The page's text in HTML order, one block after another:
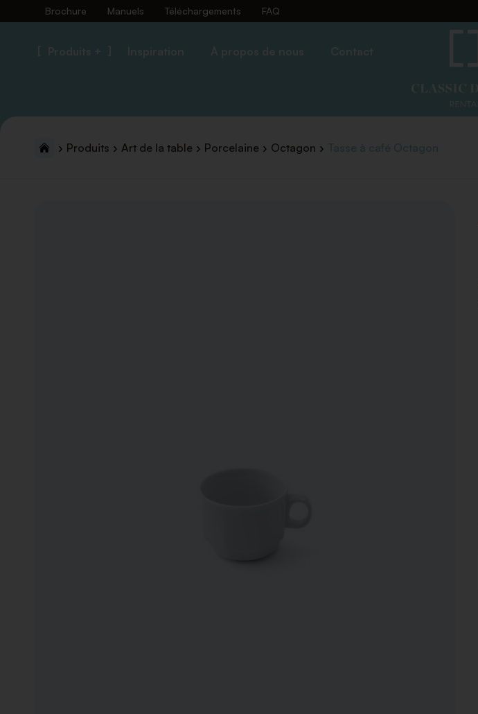
Brochure Manuels Téléchargements FAQ
Produits + Inspiration À propos de nous Contact
Produits Art de la table Porcelaine Octagon Tasse à café Octagon